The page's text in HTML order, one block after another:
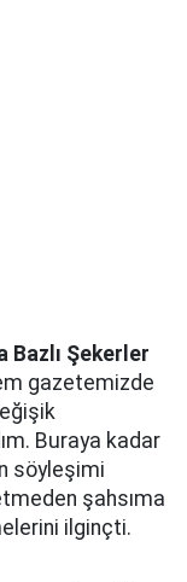
Bazlı Şekerler
gazetemizde
Buraya kadar
söyleşimi
şahsıma
ilginçti.